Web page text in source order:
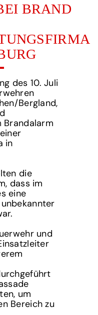
BRAND
des 10. Juli
Bergland,
Brandalarm
in
die
dass im
eine
und
um
Bereich zu